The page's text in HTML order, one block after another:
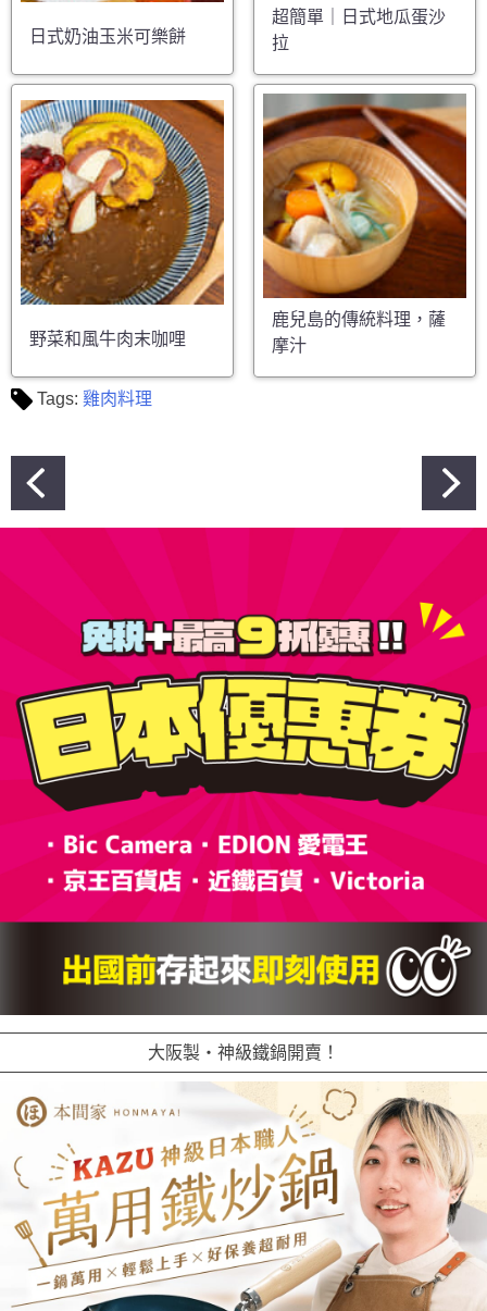
日式奶油玉米可樂餅
超簡單｜日式地瓜蛋沙
拉
野菜和風牛肉末咖哩
鹿兒島的傳統料理，薩
摩汁
Tags: 雞肉料理
文
章
大阪製・神級鐵鍋開賣！